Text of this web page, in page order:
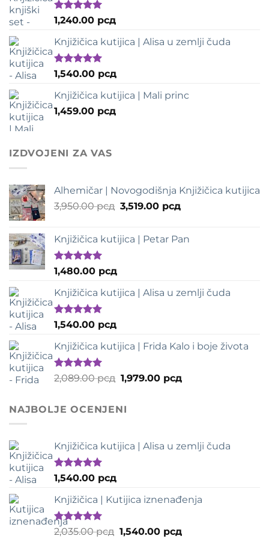
Оцењено
са
од
5
1,240.00 рсд
Knjižičica kutijica | Alisa u zemlji čuda
Оцењено
са
5
1,540.00 рсд
Knjižičica kutijica | Mali princ
1,459.00 рсд
IZDVOJENI ZA VAS
Alhemičar | Novogodišnja Knjižičica kutijica
3,950.00рсд Оригинална
била:
3,519.00 рсдТренутна
3,519.00 рсд.
Knjižičica kutijica | Petar Pan
Оцењено
са
5
1,480.00 рсд
Knjižičica kutijica | Alisa u zemlji čuda
Оцењено
са
5
1,540.00 рсд
Knjižičica kutijica | Frida Kalo i boje života
Оцењено
са
од
2,089.00рсд Оригинална
је
била:
1,979.00 рсдТренутна
NAJBOLJE OCENJENI
Knjižičica kutijica | Alisa u zemlji čuda
Оцењено
са
5
1,540.00 рсд
Knjižičica | Kutijica iznenađenja
Оцењено
2,035.00рсд Оригинална
1,540.00 рсдТренутна